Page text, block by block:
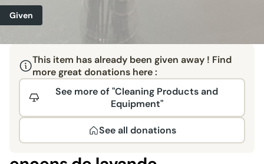
Given
This item has already been given away ! Find
more great donations here :
See more of "Cleaning Products and
Equipment"
See all donations